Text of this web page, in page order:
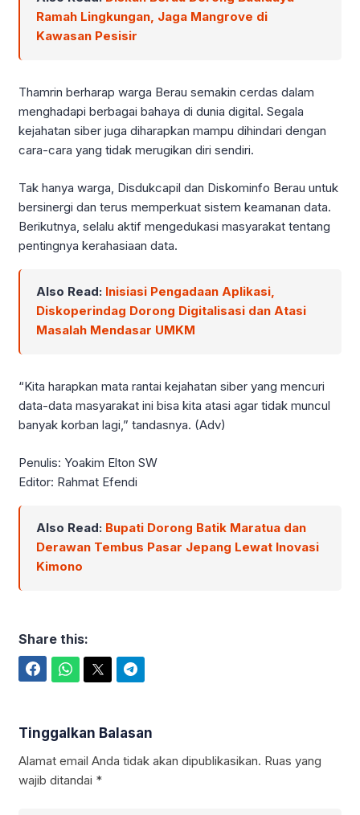
Ramah Lingkungan, Jaga Mangrove di
Kawasan Pesisir
Thamrin berharap warga Berau semakin cerdas dalam
menghadapi berbagai bahaya di dunia digital. Segala
kejahatan siber juga diharapkan mampu dihindari dengan
cara-cara yang tidak merugikan diri sendiri.
Tak hanya warga, Disdukcapil dan Diskominfo Berau untuk
bersinergi dan terus memperkuat sistem keamanan data.
Berikutnya, selalu aktif mengedukasi masyarakat tentang
pentingnya kerahasiaan data.
Also Read: Inisiasi Pengadaan Aplikasi,
Diskoperindag Dorong Digitalisasi dan Atasi
Masalah Mendasar UMKM
“Kita harapkan mata rantai kejahatan siber yang mencuri
data-data masyarakat ini bisa kita atasi agar tidak muncul
banyak korban lagi,” tandasnya. (Adv)
Penulis: Yoakim Elton SW
Editor: Rahmat Efendi
Also Read: Bupati Dorong Batik Maratua dan
Derawan Tembus Pasar Jepang Lewat Inovasi
Kimono
Share this:
Tinggalkan Balasan
Alamat email Anda tidak akan dipublikasikan. Ruas yang
wajib ditandai *